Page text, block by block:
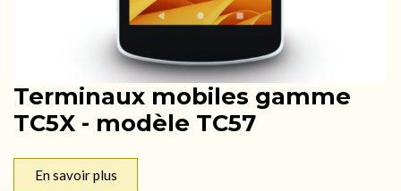
Terminaux mobiles gamme
TC5X - modèle TC57
En savoir plus